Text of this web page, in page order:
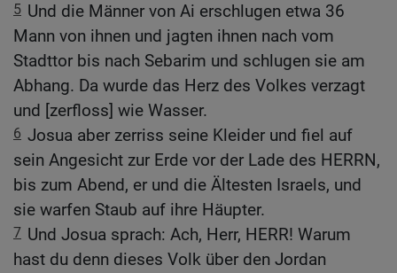
5 Und die Männer von Ai erschlugen etwa 36
Mann von ihnen und jagten ihnen nach vom
Stadttor bis nach Sebarim und schlugen sie am
Abhang. Da wurde das Herz des Volkes verzagt
und [zerfloss] wie Wasser.
6 Josua aber zerriss seine Kleider und fiel auf
sein Angesicht zur Erde vor der Lade des HERRN,
bis zum Abend, er und die Ältesten Israels, und
sie warfen Staub auf ihre Häupter.
7 Und Josua sprach: Ach, Herr, HERR! Warum
hast du denn dieses Volk über den Jordan